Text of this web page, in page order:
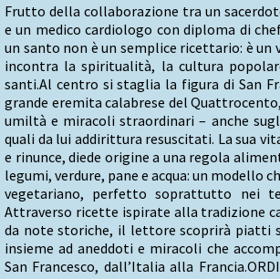
Frutto della collaborazione tra un
e un medico cardiologo con diploma di
un santo non è un semplice ricettario: è un
incontra la spiritualità, la cultura
santi.Al centro si staglia la figura di San
grande eremita calabrese del
umiltà e miracoli straordinari – anche
quali da lui addirittura resuscitati. La sua
e rinunce, diede origine a una regola
legumi, verdure, pane e acqua: un modello
vegetariano, perfetto soprattutto nei
Attraverso ricette ispirate alla tradizione
da note storiche, il lettore scoprirà piatti
insieme ad aneddoti e miracoli che
San Francesco, dall’Italia alla